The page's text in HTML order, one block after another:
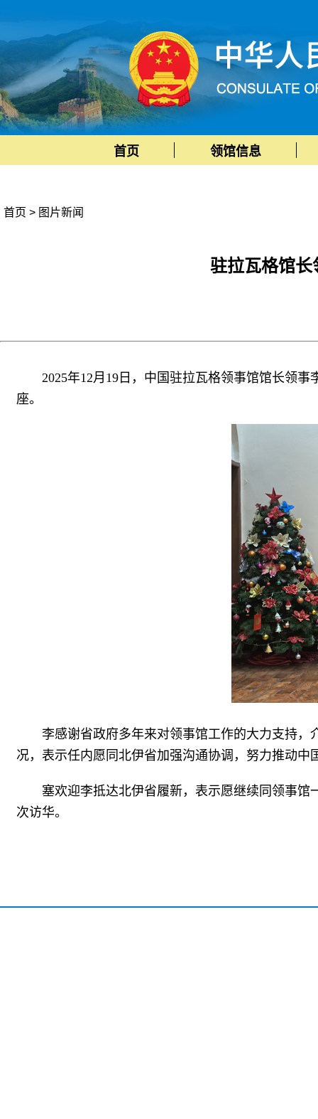
首页 领馆信息
首页 > 图片新闻
驻拉瓦格馆长
2025年12月19日，中国驻拉瓦格领事馆馆长领
座。
李感谢省政府多年来对领事馆工作的大力支持
况，表示任内愿同北伊省加强沟通协调，努力推动
塞欢迎李抵达北伊省履新，表示愿继续同领事
次访华。